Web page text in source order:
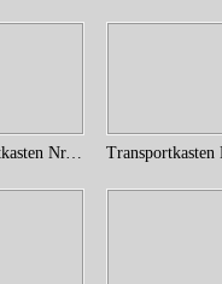
Transportkasten Nr. 1 (1)